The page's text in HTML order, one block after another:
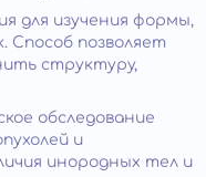
для изучения формы,
Способ позволяет
структуру,
обследование
и
инородных тел и